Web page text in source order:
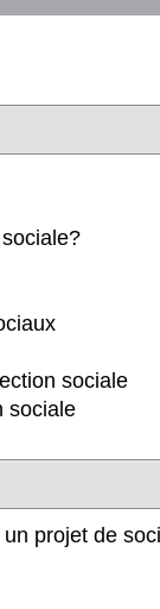
sociale
sociale
projet de